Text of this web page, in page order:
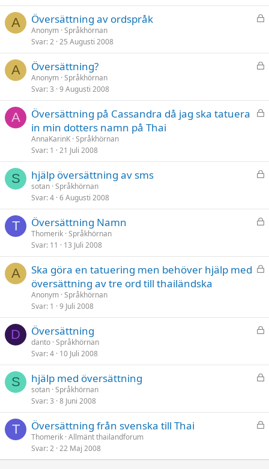
t
A
L
t
Översättning av ordspråk
Anonym Språkhörnan
Svar 2 25 Augusti 2008
A
L
t
Översättning?
Anonym Språkhörnan
Svar 3 9 Augusti 2008
A
L
Översättning på Cassandra då jag ska tatuera
in min dotters namn på Thai
AnnaKarinK Språkhörnan
Svar 1 21 Juli 2008
S
L
t
hjälp översättning av sms
sotan Språkhörnan
Svar 4 6 Augusti 2008
T
L
t
Översättning Namn
Thomerik Språkhörnan
Svar 11 13 Juli 2008
A
L
Ska göra en tatuering men behöver hjälp med
översättning av tre ord till thailändska
Anonym Språkhörnan
Svar 1 9 Juli 2008
D
L
t
Översättning
danto Språkhörnan
Svar 4 10 Juli 2008
S
L
t
hjälp med översättning
sotan Språkhörnan
Svar 3 8 Juni 2008
T
L
t
Översättning från svenska till Thai
Thomerik Allmänt thailandforum
Svar 2 22 Maj 2008